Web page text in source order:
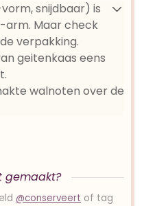
snijdbaar) is
arm. Maar check
verpakking.
geitenkaas eens
walnoten over de
gemaakt?
@conserveert of tag